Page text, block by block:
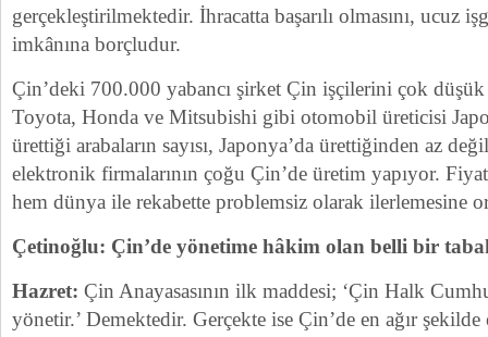
gerçekleştirilmektedir. İhracatta başarılı olmasını, ucuz
imkânına borçludur.
Çin’deki 700.000 yabancı şirket Çin işçilerini çok düşük
Toyota, Honda ve Mitsubishi gibi otomobil üreticisi
ürettiği arabaların sayısı, Japonya’da ürettiğinden az
elektronik firmalarının çoğu Çin’de üretim yapıyor.
hem dünya ile rekabette problemsiz olarak ilerlemesine
Çetinoğlu: Çin’de yönetime hâkim olan belli bir
Hazret: Çin Anayasasının ilk maddesi; ‘Çin Halk
yönetir.’ Demektedir. Gerçekte ise Çin’de en ağır şekilde